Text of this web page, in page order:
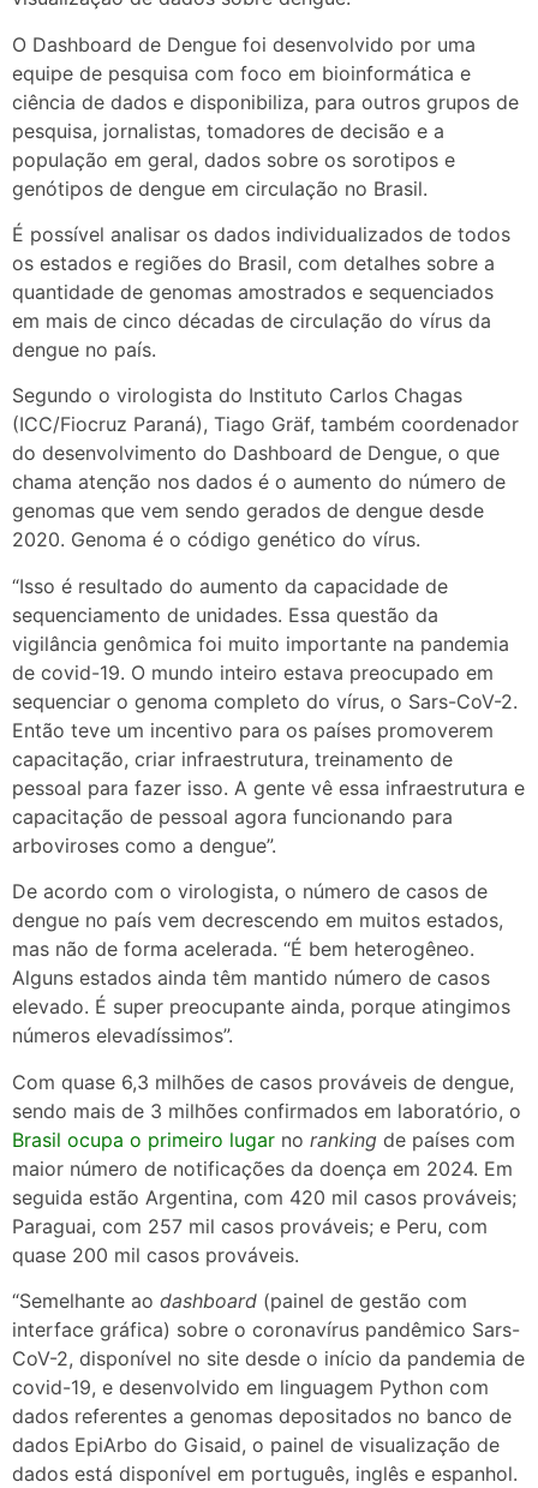
O Dashboard de Dengue foi desenvolvido por uma
equipe de pesquisa com foco em bioinformática e
ciência de dados e disponibiliza, para outros grupos de
pesquisa, jornalistas, tomadores de decisão e a
população em geral, dados sobre os sorotipos e
genótipos de dengue em circulação no Brasil.
É possível analisar os dados individualizados de todos
os estados e regiões do Brasil, com detalhes sobre a
quantidade de genomas amostrados e sequenciados
em mais de cinco décadas de circulação do vírus da
dengue no país.
Segundo o virologista do Instituto Carlos Chagas
(ICC/Fiocruz Paraná), Tiago Gräf, também coordenador
do desenvolvimento do Dashboard de Dengue, o que
chama atenção nos dados é o aumento do número de
genomas que vem sendo gerados de dengue desde
2020. Genoma é o código genético do vírus.
“Isso é resultado do aumento da capacidade de
sequenciamento de unidades. Essa questão da
vigilância genômica foi muito importante na pandemia
de covid-19. O mundo inteiro estava preocupado em
sequenciar o genoma completo do vírus, o Sars-CoV-2.
Então teve um incentivo para os países promoverem
capacitação, criar infraestrutura, treinamento de
pessoal para fazer isso. A gente vê essa infraestrutura e
capacitação de pessoal agora funcionando para
arboviroses como a dengue”.
De acordo com o virologista, o número de casos de
dengue no país vem decrescendo em muitos estados,
mas não de forma acelerada. “É bem heterogêneo.
Alguns estados ainda têm mantido número de casos
elevado. É super preocupante ainda, porque atingimos
números elevadíssimos”.
Com quase 6,3 milhões de casos prováveis de dengue,
sendo mais de 3 milhões confirmados em laboratório, o
Brasil ocupa o primeiro lugar no ranking de países com
maior número de notificações da doença em 2024. Em
seguida estão Argentina, com 420 mil casos prováveis;
Paraguai, com 257 mil casos prováveis; e Peru, com
quase 200 mil casos prováveis.
“Semelhante ao dashboard (painel de gestão com
interface gráfica) sobre o coronavírus pandêmico Sars-
CoV-2, disponível no site desde o início da pandemia de
covid-19, e desenvolvido em linguagem Python com
dados referentes a genomas depositados no banco de
dados EpiArbo do Gisaid, o painel de visualização de
dados está disponível em português, inglês e espanhol.